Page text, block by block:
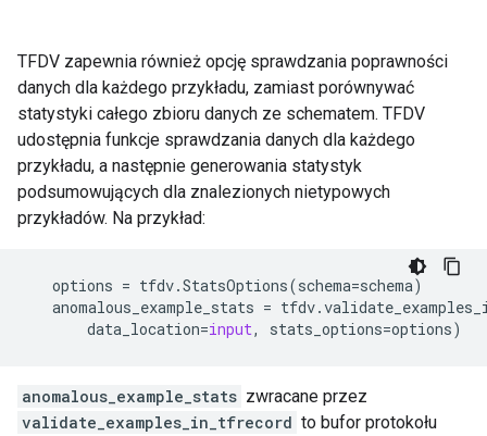
TFDV zapewnia również opcję sprawdzania poprawności
danych dla każdego przykładu, zamiast porównywać
statystyki całego zbioru danych ze schematem. TFDV
udostępnia funkcje sprawdzania danych dla każdego
przykładu, a następnie generowania statystyk
podsumowujących dla znalezionych nietypowych
przykładów. Na przykład:
options = tfdv.StatsOptions(schema=schema)
anomalous_example_stats = tfdv.
data_location=input, stats_options=options)
anomalous_example_stats zwracane przez
validate_examples_in_tfrecord to bufor protokołu